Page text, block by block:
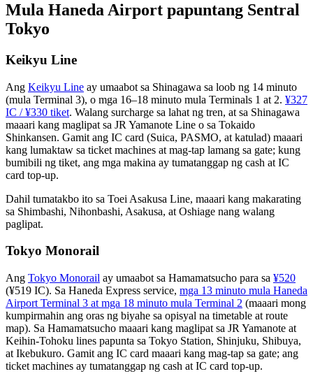
Mula Haneda Airport papuntang Sentral
Tokyo
Keikyu Line
Ang Keikyu Line ay umaabot sa Shinagawa sa loob ng 14 minuto
(mula Terminal 3), o mga 16–18 minuto mula Terminals 1 at 2. ¥327
IC / ¥330 tiket. Walang surcharge sa lahat ng tren, at sa Shinagawa
maaari kang maglipat sa JR Yamanote Line o sa Tokaido
Shinkansen. Gamit ang IC card (Suica, PASMO, at katulad) maaari
kang lumaktaw sa ticket machines at mag-tap lamang sa gate; kung
bumibili ng tiket, ang mga makina ay tumatanggap ng cash at IC
card top-up.
Dahil tumatakbo ito sa Toei Asakusa Line, maaari kang makarating
sa Shimbashi, Nihonbashi, Asakusa, at Oshiage nang walang
paglipat.
Tokyo Monorail
Ang Tokyo Monorail ay umaabot sa Hamamatsucho para sa ¥520
(¥519 IC). Sa Haneda Express service, mga 13 minuto mula Haneda
Airport Terminal 3 at mga 18 minuto mula Terminal 2 (maaari mong
kumpirmahin ang oras ng biyahe sa opisyal na timetable at route
map). Sa Hamamatsucho maaari kang maglipat sa JR Yamanote at
Keihin-Tohoku lines papunta sa Tokyo Station, Shinjuku, Shibuya,
at Ikebukuro. Gamit ang IC card maaari kang mag-tap sa gate; ang
ticket machines ay tumatanggap ng cash at IC card top-up.